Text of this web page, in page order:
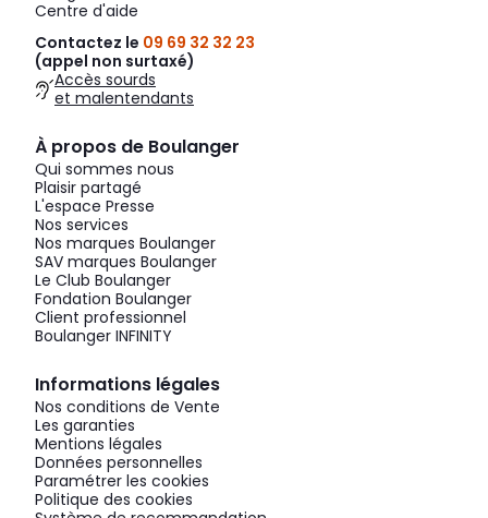
Centre d'aide
Contactez le 09 69 32 32 23
(appel non surtaxé)
Accès sourds
et malentendants
À propos de Boulanger
Qui sommes nous
Plaisir partagé
L'espace Presse
Nos services
Nos marques Boulanger
SAV marques Boulanger
Le Club Boulanger
Fondation Boulanger
Client professionnel
Boulanger INFINITY
Informations légales
Nos conditions de Vente
Les garanties
Mentions légales
Données personnelles
Paramétrer les cookies
Politique des cookies